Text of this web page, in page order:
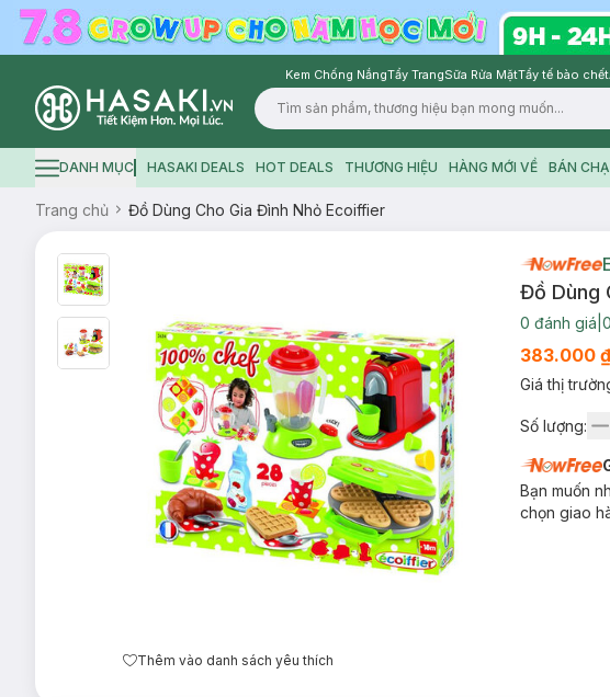
Kem Chống NắngTẩy TrangSữa Rửa MặtTẩy tế bào chết
Logo
Hamburger icon
DANH MỤC HASAKI DEALS HOT DEALS THƯƠNG HIỆU HÀNG MỚI VỀ BÁN
Trang chủ Đồ Dùng Cho Gia Đình Nhỏ Ecoiffier
Thêm vào danh sách yêu thích
Đồ Dùng
0 đánh giá 0
383.000 ₫
Giá thị
Số lượng:
Bạn muốn
chọn giao